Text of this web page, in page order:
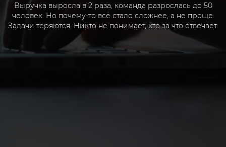
Выручка выросла в 2 раза, команда разрослась до 50
человек. Но почему-то всё стало сложнее, а не проще.
Задачи теряются. Никто не понимает, кто за что отвечает.